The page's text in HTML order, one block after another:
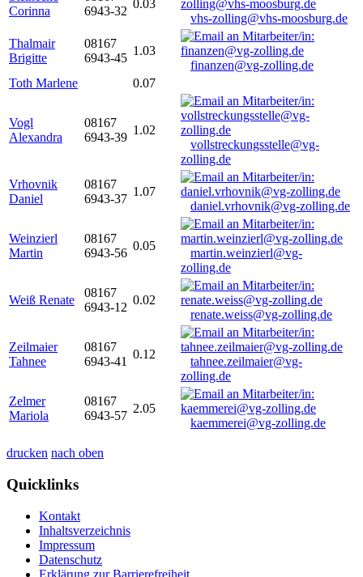
Corinna
6943-32
0.03
vhs-zolling@vhs-moosburg.de
Thalmair
Brigitte
08167
6943-45
1.03
finanzen@vg-zolling.de
Toth Marlene
0.07
Vogl
Alexandra
08167
6943-39
1.02
vollstreckungsstelle@vg-
zolling.de
Vrhovnik
Daniel
08167
6943-37
1.07
daniel.vrhovnik@vg-zolling.de
Weinzierl
Martin
08167
6943-56
0.05
martin.weinzierl@vg-
zolling.de
Weiß Renate
08167
6943-12
0.02
renate.weiss@vg-zolling.de
Zeilmaier
Tahnee
08167
6943-41
0.12
tahnee.zeilmaier@vg-
zolling.de
Zelmer
Mariola
08167
6943-57
2.05
kaemmerei@vg-zolling.de
drucken nach oben
Quicklinks
Kontakt
Inhaltsverzeichnis
Impressum
Datenschutz
Erklärung zur Barrierefreiheit